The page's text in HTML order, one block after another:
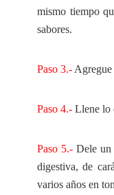
mismo tiempo
sabores.
Paso 3.- Agregue
Paso 4.- Llene lo
Paso 5.- Dele un
digestiva, de
varios años en